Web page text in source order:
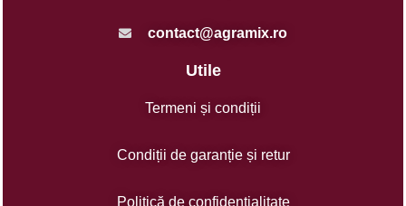
contact@agramix.ro
Utile
Termeni și condiții
Condiții de garanție și retur
Politică de confidențialitate